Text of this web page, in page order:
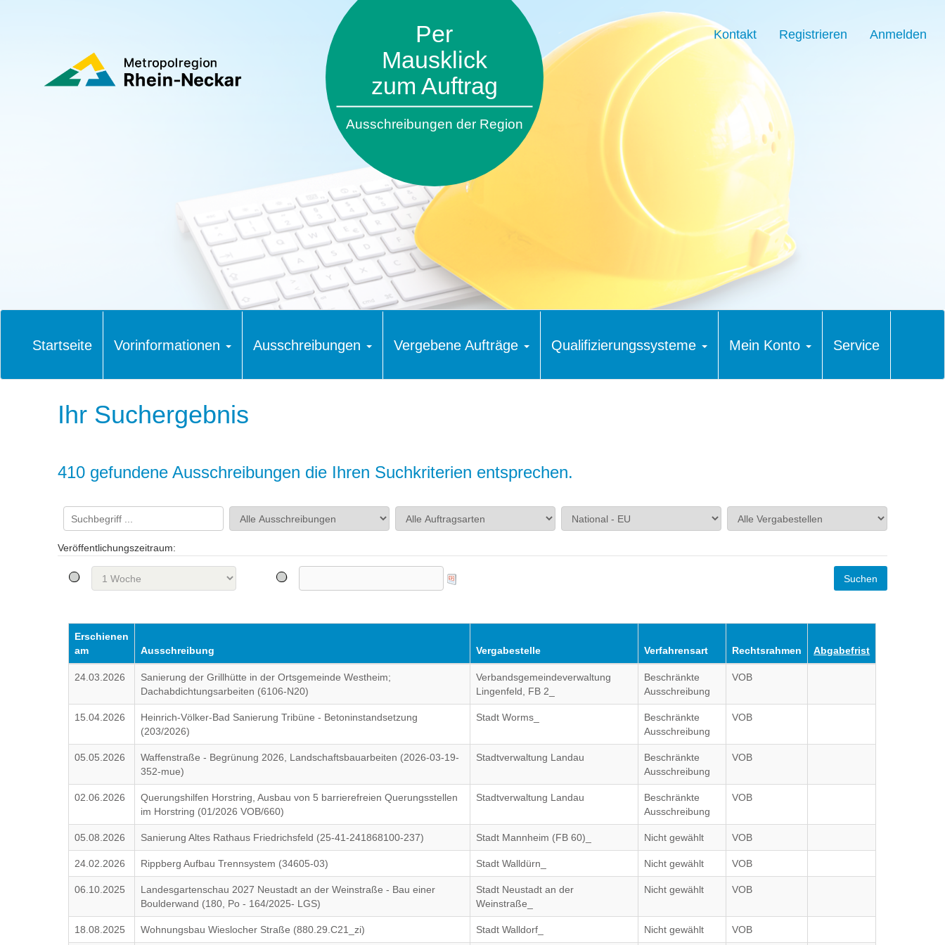
Per
Mausklick
zum Auftrag
Ausschreibungen der Region
Kontakt Registrieren Anmelden
Startseite Vorinformationen Ausschreibungen Vergebene Aufträge Qualifizierungssysteme Mein Konto Service
Ihr Suchergebnis
410 gefundene Ausschreibungen die Ihren Suchkriterien entsprechen.
Veröffentlichungszeitraum:
Erschienen
am
Ausschreibung Vergabestelle Verfahrensart Rechtsrahmen Abgabefrist
24.03.2026
Sanierung der Grillhütte in der Ortsgemeinde Westheim;
Dachabdichtungsarbeiten (6106-N20)
Verbandsgemeindeverwaltung
Lingenfeld, FB 2_
Beschränkte
Ausschreibung
VOB
15.04.2026
Heinrich-Völker-Bad Sanierung Tribüne - Betoninstandsetzung
(203/2026)
Stadt Worms_
Beschränkte
Ausschreibung
VOB
05.05.2026
Waffenstraße - Begrünung 2026, Landschaftsbauarbeiten (2026-03-19-
352-mue)
Stadtverwaltung Landau
Beschränkte
Ausschreibung
VOB
02.06.2026
Querungshilfen Horstring, Ausbau von 5 barrierefreien Querungsstellen
im Horstring (01/2026 VOB/660)
Stadtverwaltung Landau
Beschränkte
Ausschreibung
VOB
05.08.2026 Sanierung Altes Rathaus Friedrichsfeld (25-41-241868100-237) Stadt Mannheim (FB 60)_ Nicht gewählt VOB
24.02.2026 Rippberg Aufbau Trennsystem (34605-03) Stadt Walldürn_ Nicht gewählt VOB
06.10.2025
Landesgartenschau 2027 Neustadt an der Weinstraße - Bau einer
Boulderwand (180, Po - 164/2025- LGS)
Stadt Neustadt an der
Weinstraße_
Nicht gewählt VOB
18.08.2025 Wohnungsbau Wieslocher Straße (880.29.C21_zi) Stadt Walldorf_ Nicht gewählt VOB